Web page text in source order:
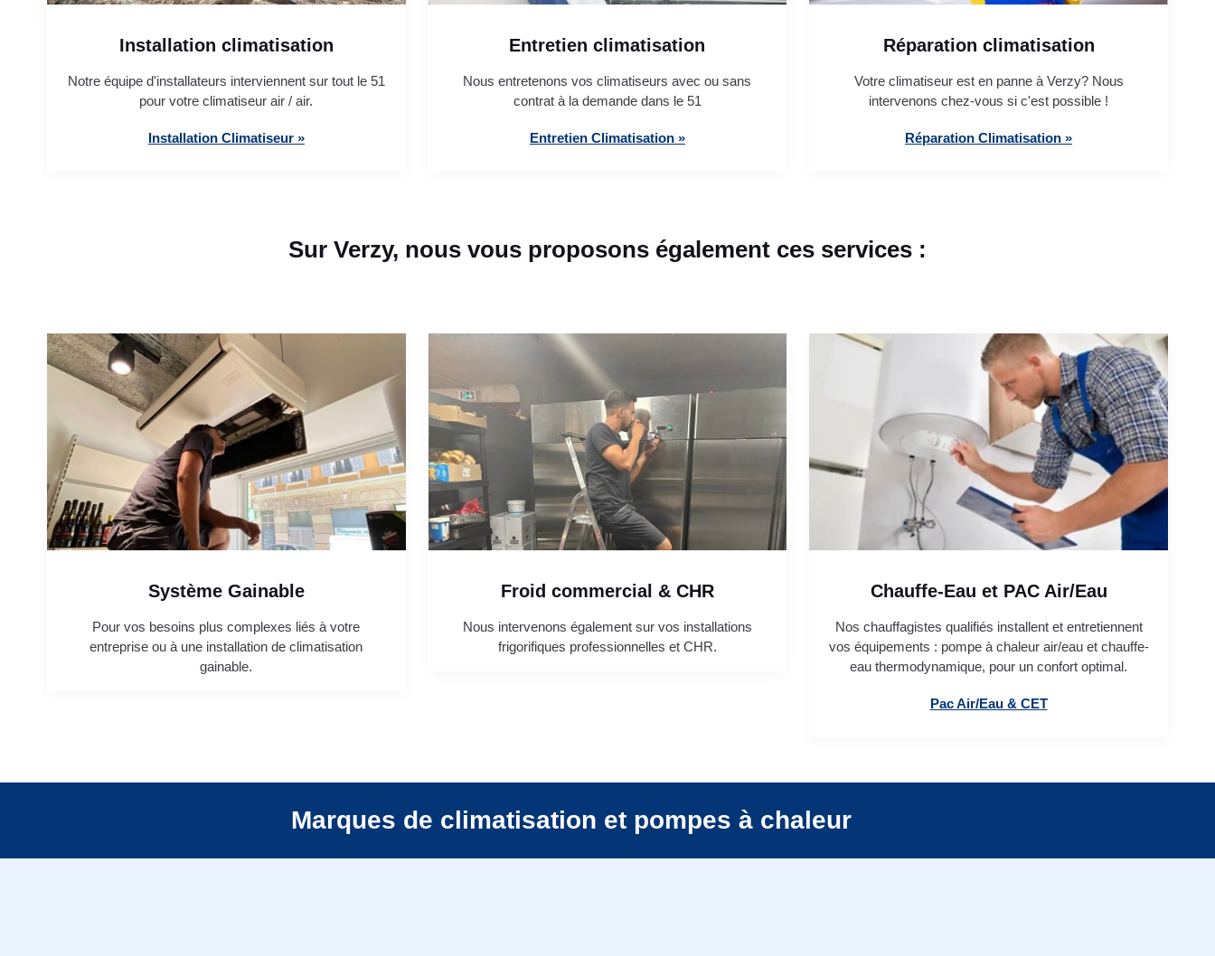
Installation climatisation
Notre équipe d'installateurs interviennent sur tout le 51
pour votre climatiseur air / air.
Installation Climatiseur »
Entretien climatisation
Nous entretenons vos climatiseurs avec ou sans
contrat à la demande dans le 51
Entretien Climatisation »
Réparation climatisation
Votre climatiseur est en panne à Verzy? Nous
intervenons chez-vous si c'est possible !
Réparation Climatisation »
Sur Verzy, nous vous proposons également ces services :
Système Gainable
Pour vos besoins plus complexes liés à votre
entreprise ou à une installation de climatisation
gainable.
Froid commercial & CHR
Nous intervenons également sur vos installations
frigorifiques professionnelles et CHR.
Chauffe-Eau et PAC Air/Eau
Nos chauffagistes qualifiés installent et entretiennent
vos équipements : pompe à chaleur air/eau et chauffe-
eau thermodynamique, pour un confort optimal.
Pac Air/Eau & CET
Marques de climatisation et pompes à chaleur